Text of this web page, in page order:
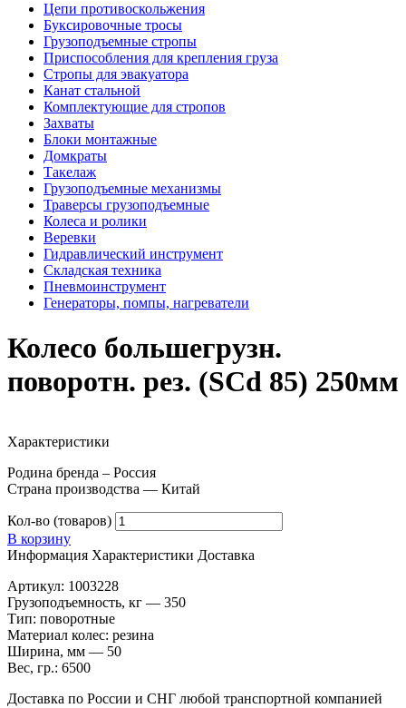
Цепи противоскольжения
Буксировочные тросы
Грузоподъемные стропы
Приспособления для крепления груза
Стропы для эвакуатора
Канат стальной
Комплектующие для стропов
Захваты
Блоки монтажные
Домкраты
Такелаж
Грузоподъемные механизмы
Траверсы грузоподъемные
Колеса и ролики
Веревки
Гидравлический инструмент
Складская техника
Пневмоинструмент
Генераторы, помпы, нагреватели
Колесо большегрузн.
поворотн. рез. (SCd 85) 250мм
Характеристики
Родина бренда – Россия
Страна производства — Китай
Кол-во (товаров)
В корзину
Информация Характеристики Доставка
Артикул: 1003228
Грузоподъемность, кг — 350
Тип: поворотные
Материал колес: резина
Ширина, мм — 50
Вес, гр.: 6500
Доставка по России и СНГ любой транспортной компанией